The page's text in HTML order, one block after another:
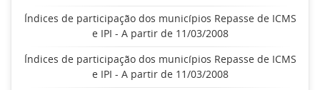
Índices de participação dos municípios Repasse de ICMS
e IPI - A partir de 11/03/2008
Índices de participação dos municípios Repasse de ICMS
e IPI - A partir de 11/03/2008